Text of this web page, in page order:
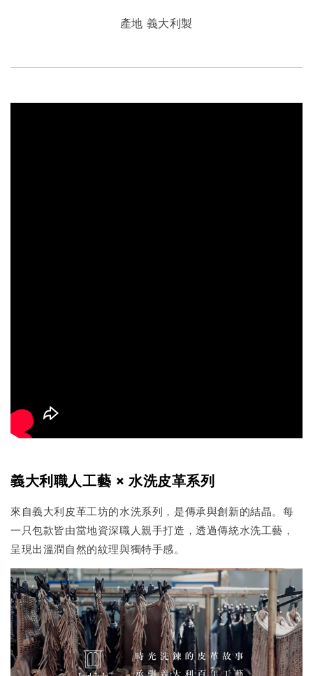
產地 義大利製
義大利職人工藝 × 水洗皮革系列
來自義大利皮革工坊的水洗系列，是傳承與創新的結晶。每
一只包款皆由當地資深職人親手打造，透過傳統水洗工藝，
呈現出溫潤自然的紋理與獨特手感。